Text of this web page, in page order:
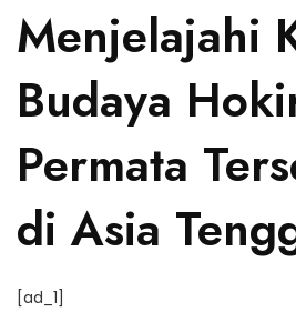
Menjelajahi
Budaya
Permata
di Asia
[ad_1]